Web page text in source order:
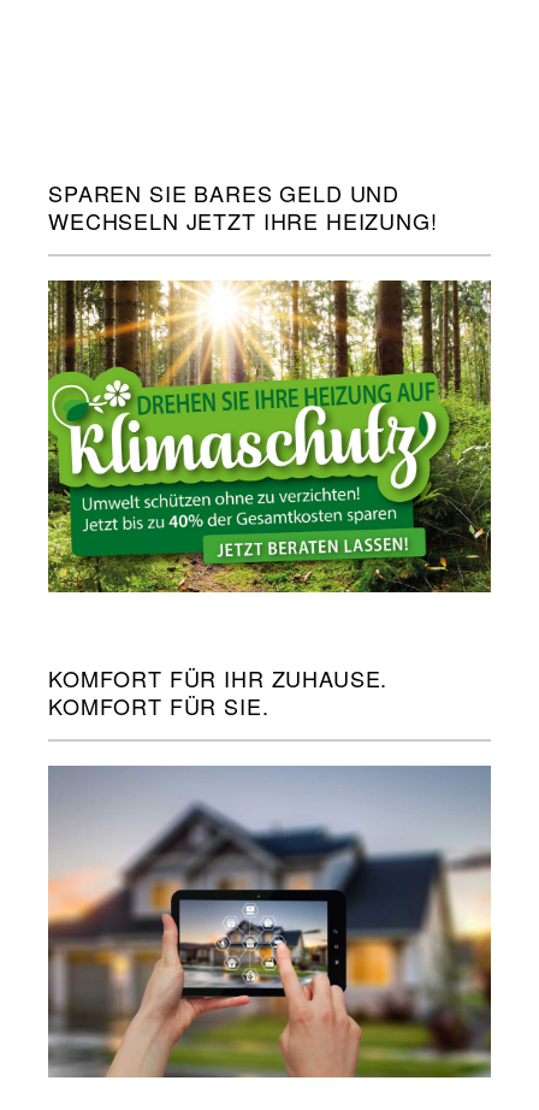
SPAREN SIE BARES GELD UND
WECHSELN JETZT IHRE HEIZUNG!
KOMFORT FÜR IHR ZUHAUSE.
KOMFORT FÜR SIE.